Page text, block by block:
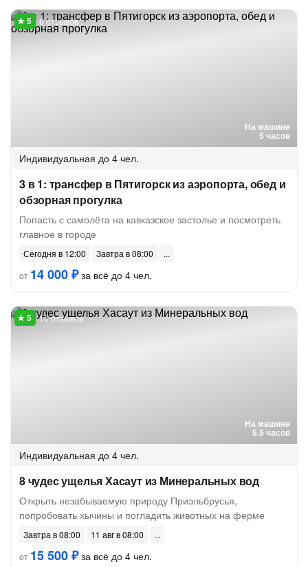
На машине
5 часов
6 отзывов
Индивидуальная до 4 чел.
3 в 1: трансфер в Пятигорск из аэропорта, обед и
обзорная прогулка
Попасть с самолёта на кавказское застолье и посмотреть
главное в городе
Сегодня в 12:00
Завтра в 08:00
от 14 000 ₽за всё до 4 чел.
На машине
6.5 часов
10 отзывов
Индивидуальная до 4 чел.
8 чудес ущелья Хасаут из Минеральных вод
Открыть незабываемую природу Приэльбрусья,
попробовать хычины и погладить животных на ферме
Завтра в 08:00
11 авг в 08:00
от 15 500 ₽за всё до 4 чел.